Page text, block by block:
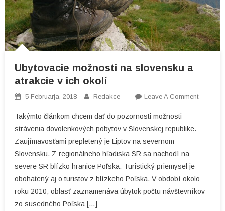
Ubytovacie možnosti na slovensku a
atrakcie v ich okolí
5 Februarja, 2018 Redakce Leave A CommentOn
V
Ich
Takýmto článkom chcem dať do pozornosti možnosti
strávenia dovolenkových pobytov v Slovenskej republike.
Zaujímavosťami prepletený je Liptov na severnom
Slovensku. Z regionálneho hľadiska SR sa nachodí na
severe SR blízko hranice Poľska. Turistický priemysel je
obohatený aj o turistov z blízkeho Poľska. V období okolo
roku 2010, oblasť zaznamenáva úbytok počtu návštevníkov
zo susedného Poľska […]